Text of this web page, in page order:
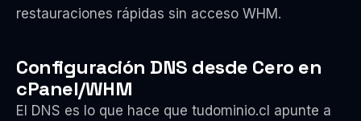
restauraciones rápidas sin acceso WHM.
Configuración DNS desde Cero en
cPanel/WHM
El DNS es lo que hace que tudominio.cl apunte a